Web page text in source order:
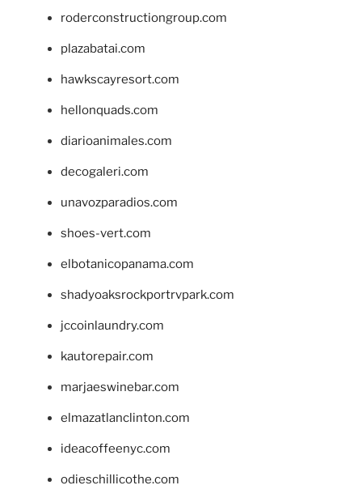
roderconstructiongroup.com
plazabatai.com
hawkscayresort.com
hellonquads.com
diarioanimales.com
decogaleri.com
unavozparadios.com
shoes-vert.com
elbotanicopanama.com
shadyoaksrockportrvpark.com
jccoinlaundry.com
kautorepair.com
marjaeswinebar.com
elmazatlanclinton.com
ideacoffeenyc.com
odieschillicothe.com